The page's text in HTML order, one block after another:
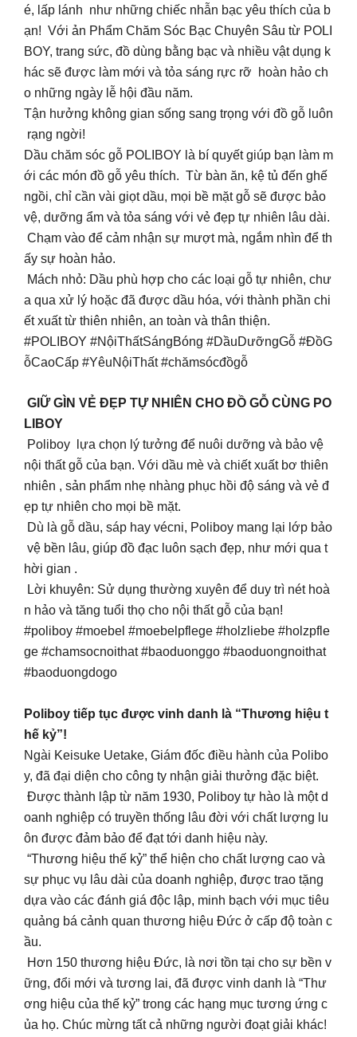
é, lấp lánh như những chiếc nhẫn bạc yêu thích của b
ạn! Với ản Phẩm Chăm Sóc Bạc Chuyên Sâu từ POLI
BOY, trang sức, đồ dùng bằng bạc và nhiều vật dụng k
hác sẽ được làm mới và tỏa sáng rực rỡ hoàn hảo ch
o những ngày lễ hội đầu năm.
Tận hưởng không gian sống sang trọng với đồ gỗ luôn
rạng ngời!
Dầu chăm sóc gỗ POLIBOY là bí quyết giúp bạn làm m
ới các món đồ gỗ yêu thích. Từ bàn ăn, kệ tủ đến ghế
ngồi, chỉ cần vài giọt dầu, mọi bề mặt gỗ sẽ được bảo
vệ, dưỡng ẩm và tỏa sáng với vẻ đẹp tự nhiên lâu dài.
Chạm vào để cảm nhận sự mượt mà, ngắm nhìn để th
ấy sự hoàn hảo.
Mách nhỏ: Dầu phù hợp cho các loại gỗ tự nhiên, chư
a qua xử lý hoặc đã được dầu hóa, với thành phần chi
ết xuất từ thiên nhiên, an toàn và thân thiện.
#POLIBOY #NộiThấtSángBóng #DầuDưỡngGỗ #ĐồG
ỗCaoCấp #YêuNộiThất #chămsócđồgỗ
GIỮ GÌN VẺ ĐẸP TỰ NHIÊN CHO ĐỒ GỖ CÙNG PO
LIBOY
Poliboy lựa chọn lý tưởng để nuôi dưỡng và bảo vệ
nội thất gỗ của bạn. Với dầu mè và chiết xuất bơ thiên
nhiên , sản phẩm nhẹ nhàng phục hồi độ sáng và vẻ đ
ẹp tự nhiên cho mọi bề mặt.
Dù là gỗ dầu, sáp hay vécni, Poliboy mang lại lớp bảo
vệ bền lâu, giúp đồ đạc luôn sạch đẹp, như mới qua t
hời gian .
Lời khuyên: Sử dụng thường xuyên để duy trì nét hoà
n hảo và tăng tuổi thọ cho nội thất gỗ của bạn!
#poliboy #moebel #moebelpflege #holzliebe #holzpfle
ge #chamsocnoithat #baoduonggo #baoduongnoithat
#baoduongdogo
Poliboy tiếp tục được vinh danh là “Thương hiệu t
hế kỷ”!
Ngài Keisuke Uetake, Giám đốc điều hành của Polibo
y, đã đại diện cho công ty nhận giải thưởng đặc biệt.
Được thành lập từ năm 1930, Poliboy tự hào là một d
oanh nghiệp có truyền thống lâu đời với chất lượng lu
ôn được đảm bảo để đạt tới danh hiệu này.
“Thương hiệu thế kỷ” thể hiện cho chất lượng cao và
sự phục vụ lâu dài của doanh nghiệp, được trao tặng
dựa vào các đánh giá độc lập, minh bạch với mục tiêu
quảng bá cảnh quan thương hiệu Đức ở cấp độ toàn c
ầu.
Hơn 150 thương hiệu Đức, là nơi tồn tại cho sự bền v
ững, đổi mới và tương lai, đã được vinh danh là “Thư
ơng hiệu của thế kỷ” trong các hạng mục tương ứng c
ủa họ. Chúc mừng tất cả những người đoạt giải khác!